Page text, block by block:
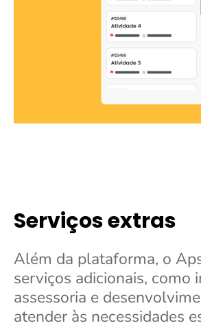
Serviços extras
Além da plataforma, o
serviços adicionais, como
assessoria e
atender às necessidades